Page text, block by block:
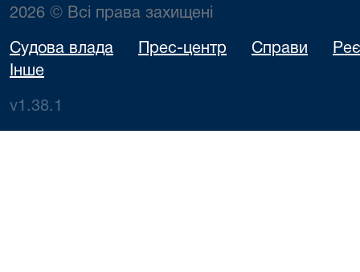
2026 © Всі права захищені
Судова влада Прес-центр Справи
Інше
v1.38.1